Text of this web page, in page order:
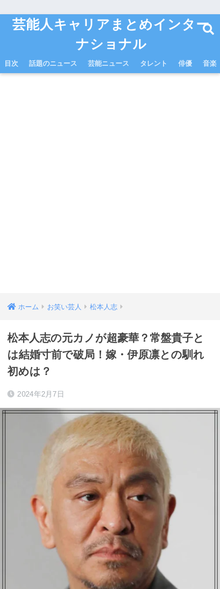
芸能人キャリアまとめインター
ナショナル
目次 話題のニュース 芸能ニュース タレント 俳優 音楽
ホーム お笑い芸人 松本人志
松本人志の元カノが超豪華？常盤貴子と
は結婚寸前で破局！嫁・伊原凛との馴れ
初めは？
2024年2月7日